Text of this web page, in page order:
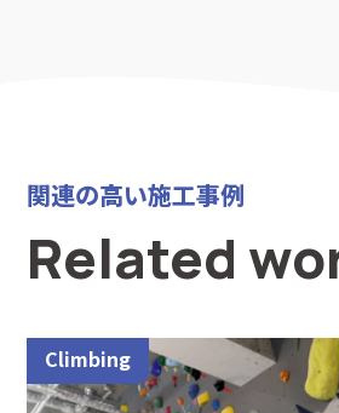
関連の高い施工事例
Related
Climbing